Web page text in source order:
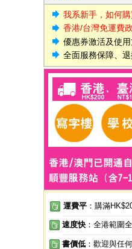
我系新手，如何購
香港/台灣免運費
優惠券激活及使
全面服務保障、
運費平 ：購滿
速度快 ：全港範圍
書價低 ：歡迎與任